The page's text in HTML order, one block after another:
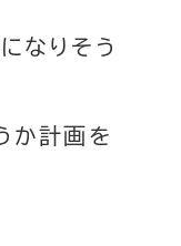
なりそう
か計画を